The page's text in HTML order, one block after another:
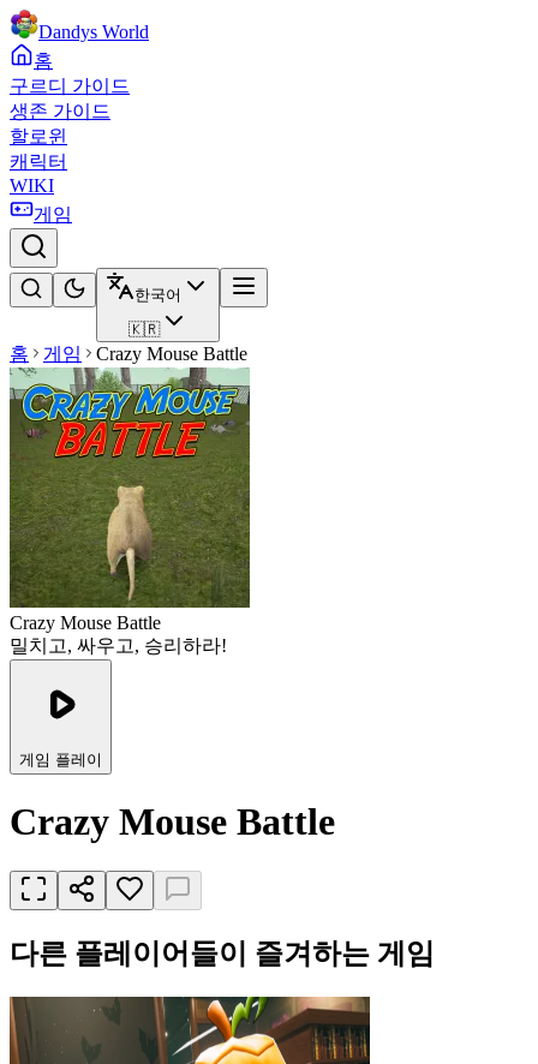
Dandys World
홈
구르디 가이드
생존 가이드
할로윈
캐릭터
WIKI
게임
한국어
🇰🇷
홈 게임 Crazy Mouse Battle
Crazy Mouse Battle
밀치고, 싸우고, 승리하라!
게임 플레이
Crazy Mouse Battle
다른 플레이어들이 즐겨하는 게임